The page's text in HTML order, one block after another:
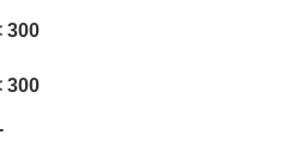
300
300